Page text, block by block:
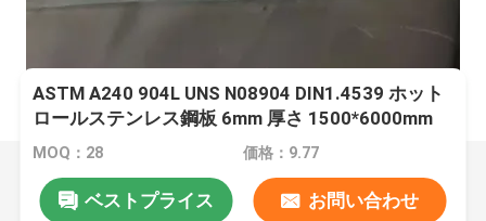
ASTM A240 904L UNS N08904 DIN1.4539 ホット
ロールステンレス鋼板 6mm 厚さ 1500*6000mm
MOQ：28 価格：9.77
ベストプライス お問い合わせ